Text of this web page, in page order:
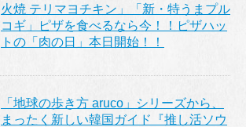
火焼 テリマヨチキン」「新・特うまプル
コギ」ピザを食べるなら今！！ピザハッ
トの「肉の日」本日開始！！
「地球の歩き方 aruco」シリーズから、
まったく新しい韓国ガイド『推し活ソウ